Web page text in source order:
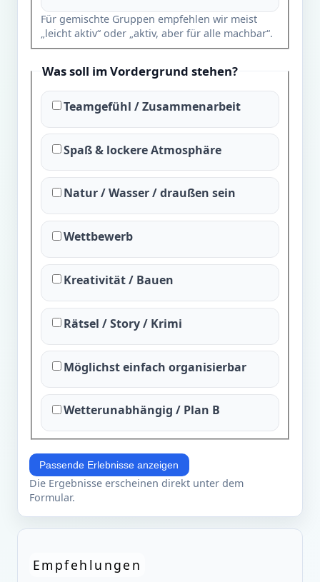
Für gemischte Gruppen empfehlen wir meist
„leicht aktiv“ oder „aktiv, aber für alle machbar“.
Was soll im Vordergrund stehen?
Teamgefühl / Zusammenarbeit
Spaß & lockere Atmosphäre
Natur / Wasser / draußen sein
Wettbewerb
Kreativität / Bauen
Rätsel / Story / Krimi
Möglichst einfach organisierbar
Wetterunabhängig / Plan B
Passende Erlebnisse anzeigen
Die Ergebnisse erscheinen direkt unter dem
Formular.
Empfehlungen